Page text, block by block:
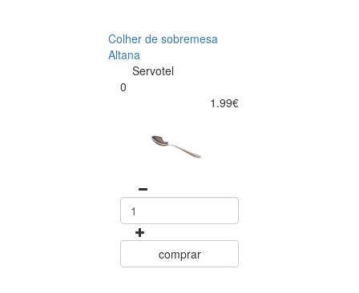
Colher de sobremesa
Altana
Servotel
0
1.99€
comprar